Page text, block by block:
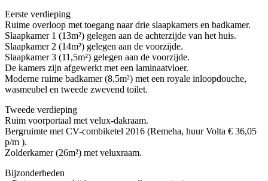
Eerste verdieping
Ruime overloop met toegang naar drie slaapkamers en badkamer.
Slaapkamer 1 (13m²) gelegen aan de achterzijde van het huis.
Slaapkamer 2 (14m²) gelegen aan de voorzijde.
Slaapkamer 3 (11,5m²) gelegen aan de voorzijde.
De kamers zijn afgewerkt met een laminaatvloer.
Moderne ruime badkamer (8,5m²) met een royale inloopdouche,
wasmeubel en tweede zwevend toilet.
Tweede verdieping
Ruim voorportaal met velux-dakraam.
Bergruimte met CV-combiketel 2016 (Remeha, huur Volta € 36,05
p/m ).
Zolderkamer (26m²) met veluxraam.
Bijzonderheden